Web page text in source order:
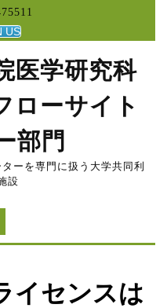
US
医学研究科
ローサイト
部門
ーを専門に扱う大学共同利
設
イセンスは